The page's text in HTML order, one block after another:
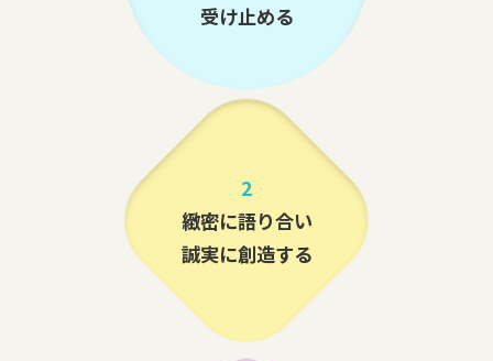
受け止める
2
緻密に語り合い
誠実に創造する